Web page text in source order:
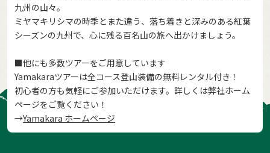
九州の山々。
ミヤマキリシマの時季とまた違う、落ち着きと深みのある紅葉
シーズンの九州で、心に残る百名山の旅へ出かけましょう。
■他にも多数ツアーをご用意しています
Yamakaraツアーは全コース登山装備の無料レンタル付き！
初心者の方も気軽にご参加いただけます。詳しくは弊社ホーム
ページをご覧ください！
→Yamakara ホームページ